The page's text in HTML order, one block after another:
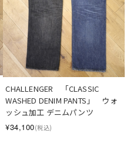
CHALLENGER　「CLASSIC
WASHED DENIM PANTS」　ウォ
ッシュ加工 デニムパンツ
¥34,100(税込)